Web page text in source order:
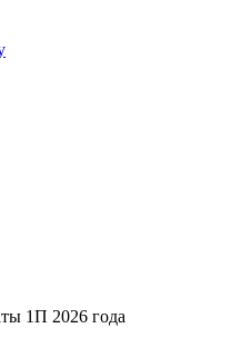
1П 2026 года